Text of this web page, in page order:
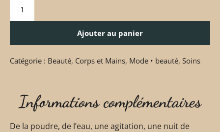
Ajouter au panier
Catégorie : Beauté, Corps et Mains, Mode • beauté, Soins
Informations complémentaires
De la poudre, de l’eau, une agitation, une nuit de